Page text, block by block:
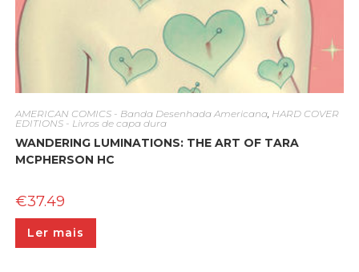
AMERICAN COMICS - Banda Desenhada Americana, HARD COVER
EDITIONS - Livros de capa dura
WANDERING LUMINATIONS: THE ART OF TARA
MCPHERSON HC
€37.49
Ler mais